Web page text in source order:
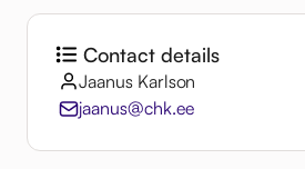
Contact details
Jaanus Karlson
jaanus@chk.ee